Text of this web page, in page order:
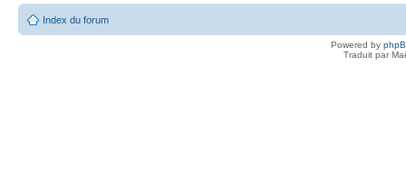
Index du forum
Powered by
Traduit par